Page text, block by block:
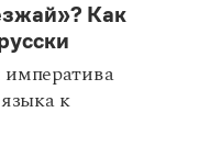
Как
к